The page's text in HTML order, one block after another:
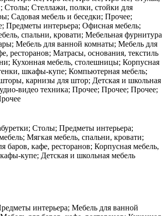
Столы; Стеллажи, полки, стойки для
Садовая мебель и беседки; Прочее;
Предметы интерьера; Офисная мебель;
спальни, кровати; Мебельная фурнитура
Мебель для ванной комнаты; Мебель для
ресторанов; Матрасы, основания, текстиль
Кухонная мебель, столешницы; Корпусная
шкафы-купе; Компьютерная мебель;
карнизы для штор; Детская и школьная
видео техника; Прочее; Прочее; Прочее;
Столы; Предметы интерьера;
Мягкая мебель, спальни, кровати;
баров, кафе, ресторанов; Корпусная мебель,
купе; Детская и школьная мебель
интерьера; Мебель для ванной